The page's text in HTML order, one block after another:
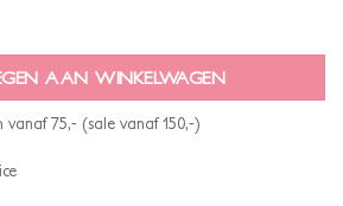
AAN WINKELWAGEN
75,- (sale vanaf 150,-)